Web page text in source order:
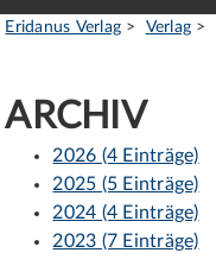
Eridanus Verlag Verlag
ARCHIV
2026 (4 Einträge)
2025 (5 Einträge)
2024 (4 Einträge)
2023 (7 Einträge)